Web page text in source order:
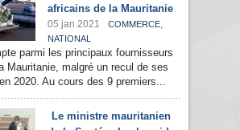
africains de la Mauritanie
05 jan 2021 COMMERCE,
NATIONAL
parmi les principaux fournisseurs
Mauritanie, malgré un recul de ses
2020. Au cours des 9 premiers...
Le ministre mauritanien